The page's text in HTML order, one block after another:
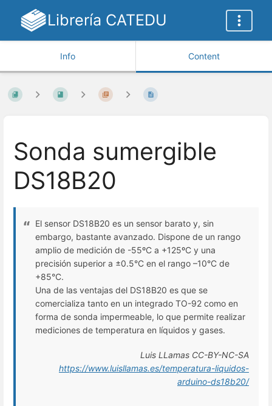
Librería CATEDU
Info Content
Sonda sumergible
DS18B20
El sensor DS18B20 es un sensor barato y, sin
embargo, bastante avanzado. Dispone de un rango
amplio de medición de -55ºC a +125ºC y una
precisión superior a ±0.5°C en el rango –10°C de
+85°C.
Una de las ventajas del DS18B20 es que se
comercializa tanto en un integrado TO-92 como en
forma de sonda impermeable, lo que permite realizar
mediciones de temperatura en líquidos y gases.
Luis LLamas CC-BY-NC-SA
https://www.luisllamas.es/temperatura-liquidos-
arduino-ds18b20/